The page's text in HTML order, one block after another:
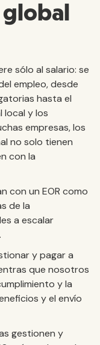
sólo al salario: se
empleo, desde
hasta el
local y los
empresas, los
no solo tienen
con la
con un EOR como
de la
a escalar
y pagar a
que nosotros
y la
y el envío
gestionen y